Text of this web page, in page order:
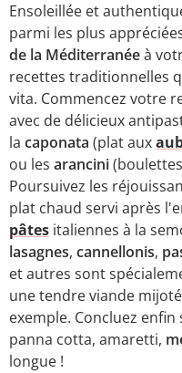
Ensoleillée et
parmi les plus
de la Méditerranéeà
recettes traditionnelles
vita. Commencez votre
avec de délicieux
la caponata (plat aux
ou les arancini
Poursuivez les
plat chaud servi après
pâtes italiennes à la
lasagnes, cannellonis,
et autres sont
une tendre viande
exemple. Concluez
panna cotta, amaretti,
longue !